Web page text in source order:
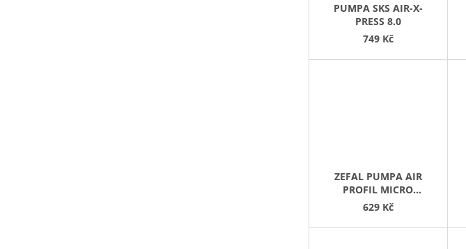
PUMPA SKS AIR-X-
PRESS 8.0
749 Kč
ZEFAL PUMPA AIR
PROFIL MICRO
STŘÍBRNÁ
629 Kč